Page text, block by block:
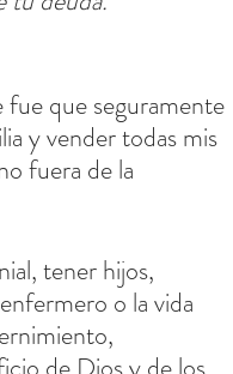
que seguramente
y vender todas mis
fuera de la
tener hijos,
o la vida